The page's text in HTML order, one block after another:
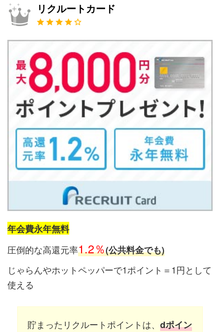
リクルートカード
年会費永年無料
圧倒的な高還元率1.2％(公共料金でも)
じゃらんやホットペッパーで1ポイント＝1円として
使える
貯まったリクルートポイントは、 dポイン